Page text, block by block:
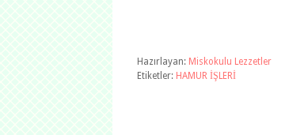
Hazırlayan: Miskokulu Lezzetler
Etiketler: HAMUR İŞLERİ